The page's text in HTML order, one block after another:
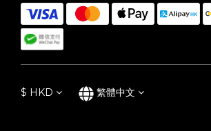
$ HKD 繁體中文